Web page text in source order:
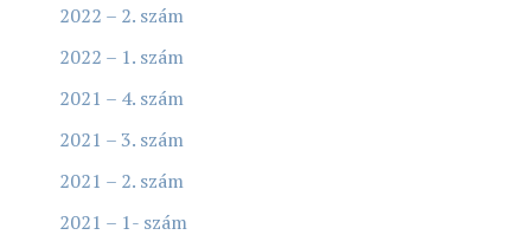
2022 – 2. szám
2022 – 1. szám
2021 – 4. szám
2021 – 3. szám
2021 – 2. szám
2021 – 1- szám